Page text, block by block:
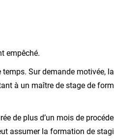
empêché.
Sur demande motivée, la
à un maître de stage de
de plus d’un mois de
assumer la formation de